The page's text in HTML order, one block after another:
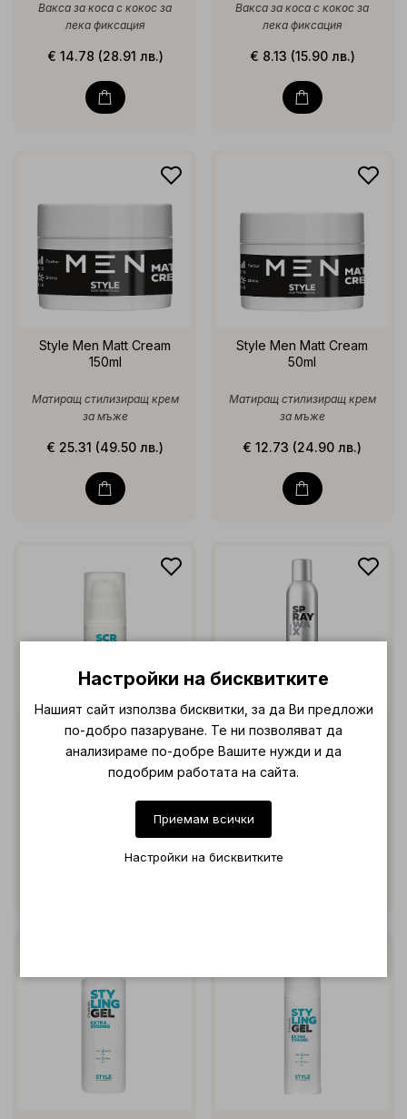
Вакса за коса с кокос за
лека фиксация
€ 14.78 (28.91 лв.)
Вакса за коса с кокос за
лека фиксация
€ 8.13 (15.90 лв.)
Style Men Matt Cream
150ml
Матиращ стилизиращ крем
за мъже
€ 25.31 (49.50 лв.)
Style Men Matt Cream
50ml
Матиращ стилизиращ крем
за мъже
€ 12.73 (24.90 лв.)
Style Scruff Cream 50ml
фиксация и UV защита
€ 12.73 (24.90 лв.)
Style Spray Wax 300ml
€ 25.00 (48.90 лв.)
Настройки на бисквитките
Нашият сайт използва бисквитки, за да Ви предложи
по-добро пазаруване. Те ни позволяват да
анализираме по-добре Вашите нужди и да
подобрим работата на сайта.
Приемам всички
Настройки на бисквитките